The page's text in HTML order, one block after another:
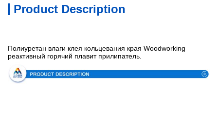
Product Description
Полиуретан влаги клея кольцевания края Woodworking
реактивный горячий плавит прилипатель.